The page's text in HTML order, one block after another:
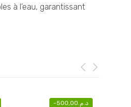
à l’eau, garantissant
- د.م. 500,00